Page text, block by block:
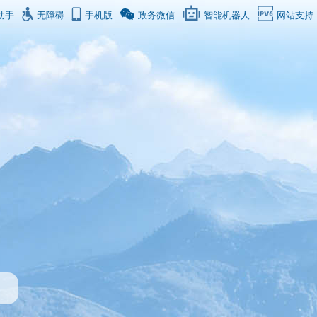
手 无障碍 手机版 政务微信 智能机器人 网站支持